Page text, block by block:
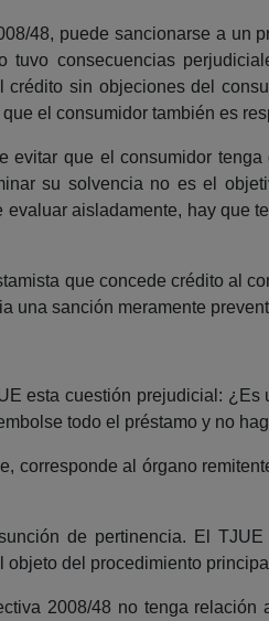
48, puede sancionarse a un
consecuencias
sin objeciones del
el consumidor también es
que el consumidor
su solvencia no es el
aisladamente, hay que
que concede crédito al
una sanción meramente
esta cuestión prejudicial:
todo el préstamo y no
corresponde al órgano
de pertinencia. El
del procedimiento
2008/48 no tenga